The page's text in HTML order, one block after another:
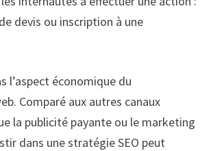
devis ou inscription à une
l’aspect économique du
Comparé aux autres canaux
la publicité payante ou le marketing
dans une stratégie SEO peut